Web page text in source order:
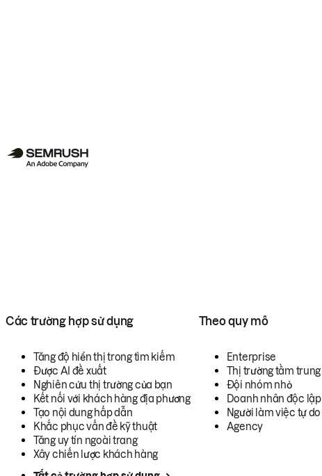
Các trường hợp sử dụng
Tăng độ hiển thị trong tìm kiếm
Được AI đề xuất
Nghiên cứu thị trường của bạn
Kết nối với khách hàng địa phương
Tạo nội dung hấp dẫn
Khắc phục vấn đề kỹ thuật
Tăng uy tín ngoài trang
Xây chiến lược khách hàng
Theo quy mô
Enterprise
Thị trường tầm trung
Đội nhóm nhỏ
Doanh nhân độc lập
Người làm việc tự do
Agency